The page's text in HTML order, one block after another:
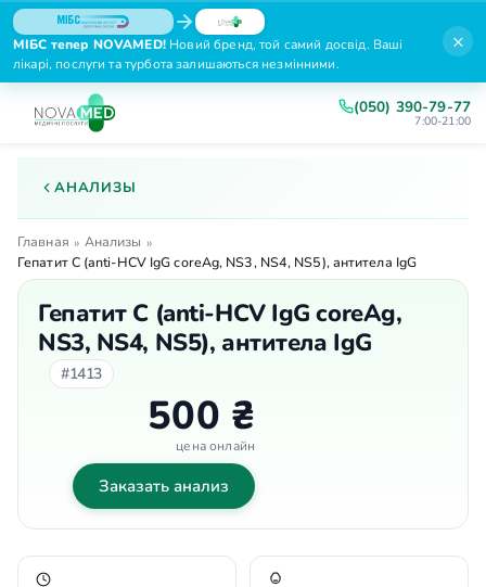
МІБС тепер NOVAMED!Новий бренд, той самий досвід. Ваші
лікарі, послуги та турбота залишаються незмінними.
×
(050) 390-79-77
7:00-21:00
АНАЛИЗЫ
Главная » Анализы »
Гепатит С (anti-HCV IgG coreAg, NS3, NS4, NS5), антитела IgG
Гепатит С (anti-HCV IgG coreAg,
NS3, NS4, NS5), антитела IgG
#1413
500 ₴
цена онлайн
Заказать анализ